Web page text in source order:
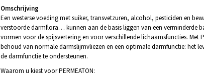
Omschrijving
Een westerse voeding met suiker, transvetzuren, alcohol, pesticiden en
verstoorde darmflora… kunnen aan de basis liggen van een verminderde
vormen voor de spijsvertering en voor verschillende lichaamsfuncties.
behoud van normale darmslijmvliezen en een optimale darmfunctie: het
de darmfunctie te ondersteunen.
Waarom u kiest voor PERMEATON: